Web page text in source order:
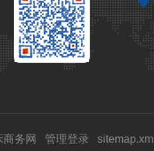
商务网 管理登录 sitemap.xml